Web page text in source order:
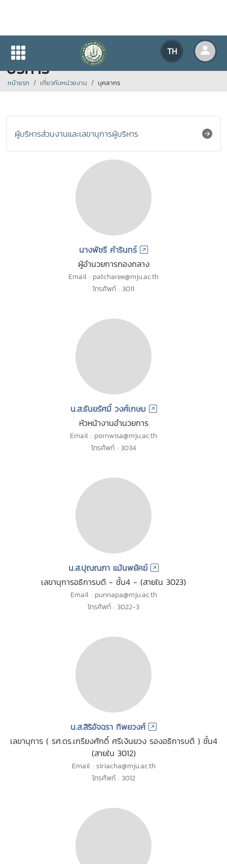
TH
ผู้บริหารส่วนงานและเลขานุการผู้
บริหาร
หน้าแรก เกี่ยวกับหน่วยงาน บุคลากร
ผู้บริหารส่วนงานและเลขานุการผู้บริหาร
นางพัชรี คำรินทร์
ผู้อำนวยการกองกลาง
Email : patcharee@mju.ac.th
โทรศัพท์ : 3011
น.ส.ธันยรัศมิ์ วงศ์เกษม
หัวหน้างานอำนวยการ
Email : pornwisa@mju.ac.th
โทรศัพท์ : 3034
น.ส.ปุณณภา แม้นพยัคฆ์
เลขานุการอธิการบดี - ชั้น4 - (สายใน 3023)
Email : punnapa@mju.ac.th
โทรศัพท์ : 3022-3
น.ส.สิริอัจฉรา ทิพยวงศ์
เลขานุการ ( รศ.ดร.เกรียงศักดิ์ ศรีเงินยวง รองอธิการบดี ) ชั้น4
(สายใน 3012)
Email : siriacha@mju.ac.th
โทรศัพท์ : 3012